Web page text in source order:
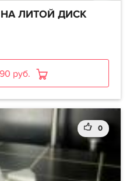
ЛИТОЙ ДИСК
руб.
0